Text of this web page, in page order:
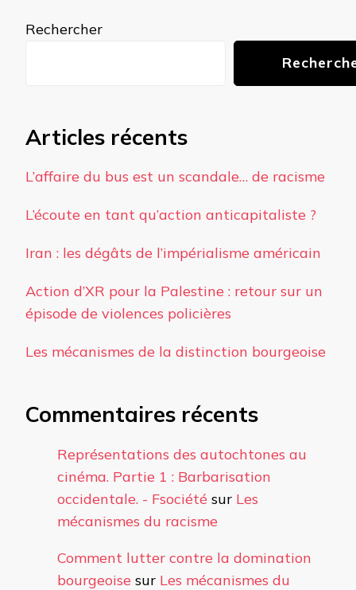
Rechercher
Articles récents
L’affaire du bus est un scandale… de racisme
L’écoute en tant qu’action anticapitaliste ?
Iran : les dégâts de l’impérialisme américain
Action d’XR pour la Palestine : retour sur un
épisode de violences policières
Les mécanismes de la distinction bourgeoise
Commentaires récents
Représentations des autochtones au
cinéma. Partie 1 : Barbarisation
occidentale. - Fsociété sur Les
mécanismes du racisme
Comment lutter contre la domination
bourgeoise sur Les mécanismes du